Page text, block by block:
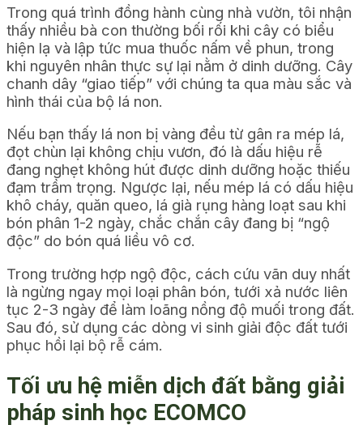
Trong quá trình đồng hành cùng nhà vườn, tôi nhận
thấy nhiều bà con thường bối rối khi cây có biểu
hiện lạ và lập tức mua thuốc nấm về phun, trong
khi nguyên nhân thực sự lại nằm ở dinh dưỡng. Cây
chanh dây “giao tiếp” với chúng ta qua màu sắc và
hình thái của bộ lá non.
Nếu bạn thấy lá non bị vàng đều từ gân ra mép lá,
đọt chùn lại không chịu vươn, đó là dấu hiệu rễ
đang nghẹt không hút được dinh dưỡng hoặc thiếu
đạm trầm trọng. Ngược lại, nếu mép lá có dấu hiệu
khô cháy, quăn queo, lá già rụng hàng loạt sau khi
bón phân 1-2 ngày, chắc chắn cây đang bị “ngộ
độc” do bón quá liều vô cơ.
Trong trường hợp ngộ độc, cách cứu vãn duy nhất
là ngừng ngay mọi loại phân bón, tưới xả nước liên
tục 2-3 ngày để làm loãng nồng độ muối trong đất.
Sau đó, sử dụng các dòng vi sinh giải độc đất tưới
phục hồi lại bộ rễ cám.
Tối ưu hệ miễn dịch đất bằng giải
pháp sinh học ECOMCO